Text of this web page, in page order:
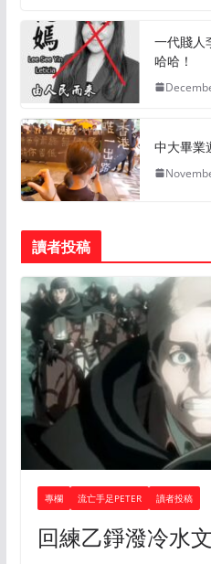
一代賤人
哈哈！
中大畢業
讀者投稿
專欄 流亡手足PETER 讀者投稿
回練乙錚潑冷水